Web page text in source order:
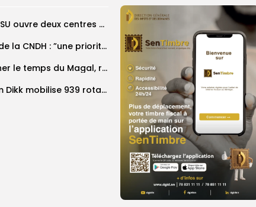
Magal 2026 : la SEN-CSU ouvre deux centres d’enrôlement à Touba
Retrouver le statut A de la CNDH : ”une priorité nationale”, selon...
Abdoulaye Faye, cocher le temps du Magal, rêve d’un lendemain meilleur
Magal 2026 : Dakar Dem Dikk mobilise 939 rotations et transporte près...